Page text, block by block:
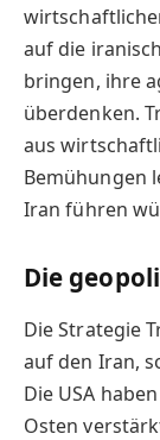
auf die
bringen, ihre
überdenken.
aus
Bemühungen
Iran führen
Die
Die Strategie
auf den Iran,
Die USA
Osten